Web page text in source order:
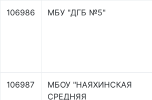
106986 МБУ "ДГБ №5"
106987
МБОУ "НАЯХИНСКАЯ
СРЕДНЯЯ